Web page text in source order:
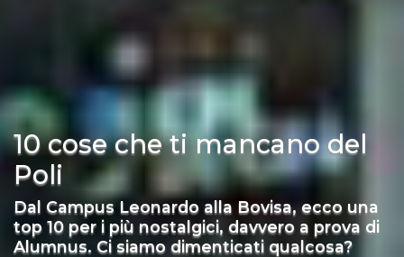
10 cose che ti mancano del
Poli
Dal Campus Leonardo alla Bovisa, ecco una
top 10 per i più nostalgici, davvero a prova di
Alumnus. Ci siamo dimenticati qualcosa?